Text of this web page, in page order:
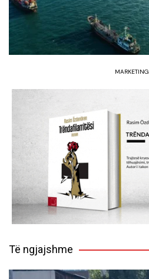
MARKETING
Të ngjajshme